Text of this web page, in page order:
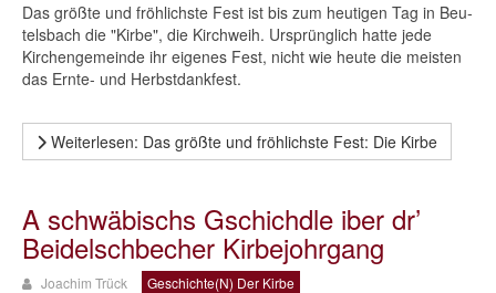
Das größte und fröhlichste Fest ist bis zum heutigen Tag in Beu­
telsbach die "Kirbe", die Kirchweih. Ursprünglich hatte jede
Kirchengemeinde ihr eigenes Fest, nicht wie heute die meisten
das Ernte- und Herbstdankfest.
Weiterlesen: Das größte und fröhlichste Fest: Die Kirbe
A schwäbischs Gschichdle iber dr’
Beidelschbecher Kirbejohrgang
Joachim Trück
Geschichte(n) Der Kirbe